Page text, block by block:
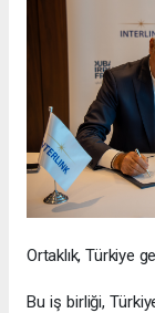
Ortaklık, Türkiye
Bu iş birliği,